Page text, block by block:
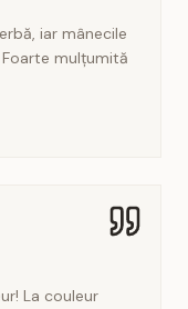
iar mânecile
mulțumită
La couleur